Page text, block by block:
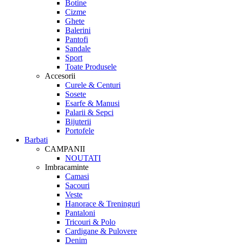
Botine
Cizme
Ghete
Balerini
Pantofi
Sandale
Sport
Toate Produsele
Accesorii
Curele & Centuri
Sosete
Esarfe & Manusi
Palarii & Sepci
Bijuterii
Portofele
Barbati
CAMPANII
NOUTATI
Imbracaminte
Camasi
Sacouri
Veste
Hanorace & Treninguri
Pantaloni
Tricouri & Polo
Cardigane & Pulovere
Denim